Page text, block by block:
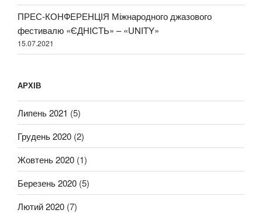
ПРЕС-КОНФЕРЕНЦІЯ Міжнародного джазового
фестивалю «ЄДНІСТЬ» – «UNITY»
15.07.2021
АРХІВ
Липень 2021 (5)
Грудень 2020 (2)
Жовтень 2020 (1)
Березень 2020 (5)
Лютий 2020 (7)